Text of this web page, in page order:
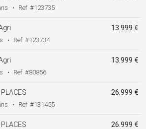
• Ref #123735
13.999 €
• Ref #123734
13.999 €
• Ref #80856
26.999 €
• Ref #131455
26.999 €